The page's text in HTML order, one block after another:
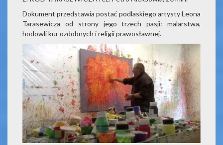
Dokument przedstawia postać podlaskiego artysty Leona
Tarasewicza od strony jego trzech pasji: malarstwa,
hodowli kur ozdobnych i religii prawosławnej.